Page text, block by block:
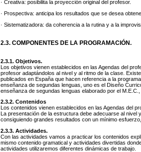
· Creativa: posibilita la proyección original del profesor.
· Prospectiva: anticipa los resultados que se desea
· Sistematizadora: da coherencia a la rutina y a la
2.3. COMPONENTES DE LA PROGRAMACIÓN.
2.3.1. Objetivos.
Los objetivos vienen establecidos en las Agendas del
profesor adaptándolos al nivel y al ritmo de la clase.
publicados en España que hacen referencia a la
enseñanza de segundas lenguas, uno es el Diseño
enseñanza de segundas lenguas elaborado por el
2.3.2. Contenidos
Los contenidos vienen establecidos en las Agendas del
La presentación de la estructura debe adecuarse al
consiguiendo grandes resultados con un mínimo
2.3.3. Actividades.
Con las actividades vamos a practicar los contenidos
mismo contenido gramatical y actividades divertidas
actividades utilizaremos diferentes dinámicas de trabajo.